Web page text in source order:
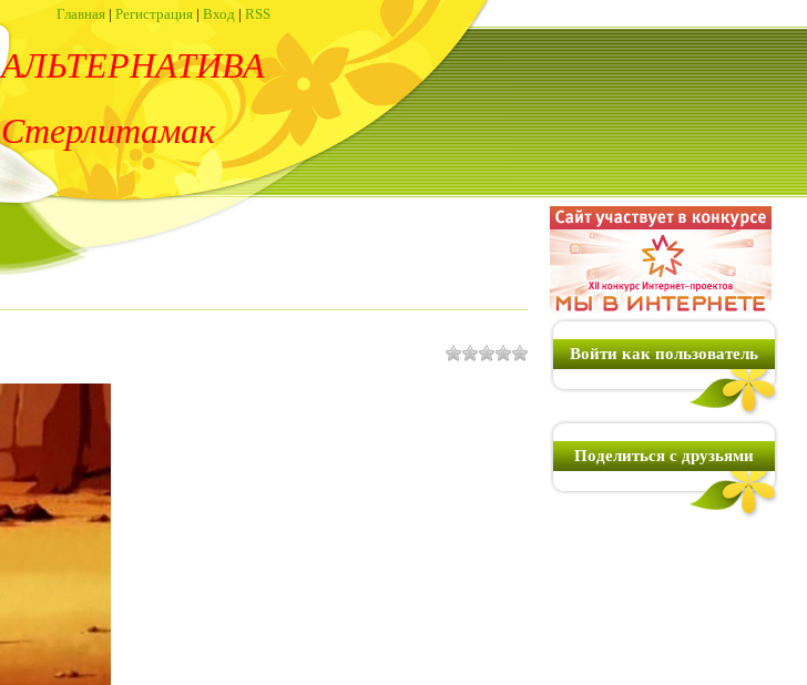
Главная | Регистрация | Вход | RSS
АЛЬТЕРНАТИВА
Стерлитамак
Войти как пользователь
Поделиться с друзьями